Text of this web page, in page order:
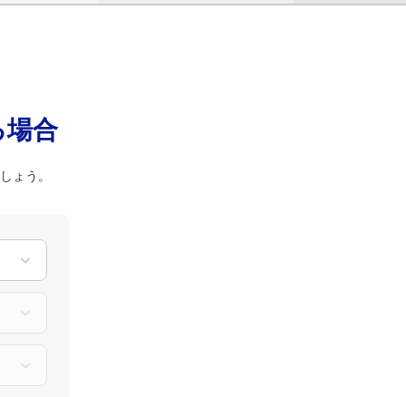
合
ょう。